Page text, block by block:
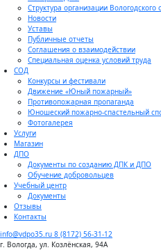
Структура организации Вологодского
Новости
Уставы
Публичные отчеты
Соглашения о взаимодействии
Специальная оценка условий труда
СОД
Конкурсы и фестивали
Движение «Юный пожарный»
Противопожарная пропаганда
Юношеский пожарно-спастельный
Фотогалерея
Услуги
Магазин
ДПО
Документы по созданию ДПК и ДПО
Обучение добровольцев
Учебный центр
Документы
Отзывы
Контакты
info@vdpo35.ru 8 (8172) 56-31-12
г. Вологда, ул. Козлёнская, 94А